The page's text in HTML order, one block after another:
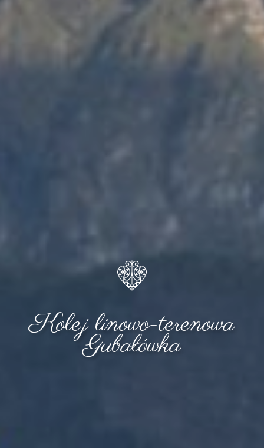
Kolej linowo-terenowa
Gubałówka